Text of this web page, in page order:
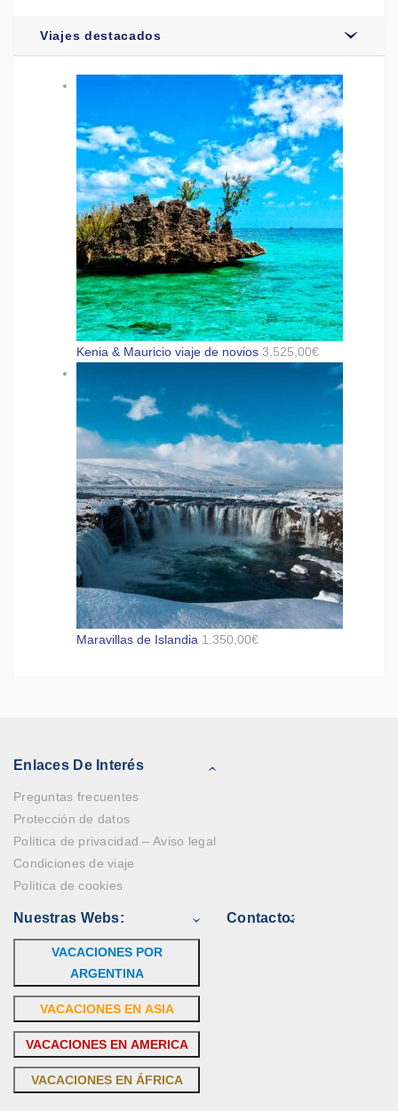
Viajes destacados
Kenia & Mauricio viaje de novios 3.525,00€
Maravillas de Islandia 1.350,00€
Enlaces De Interés
Preguntas frecuentes
Protección de datos
Política de privacidad – Aviso legal
Condiciones de viaje
Política de cookies
Nuestras Webs:
VACACIONES POR
ARGENTINA
VACACIONES EN ASIA
VACACIONES EN AMERICA
VACACIONES EN ÁFRICA
Contacto: